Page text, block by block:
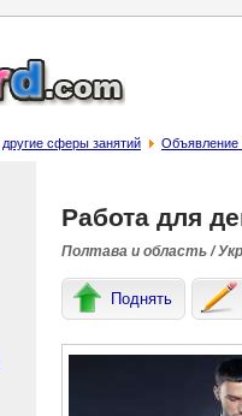
другие сферы занятий Объявление
Работа для
Полтава и область /
Поднять